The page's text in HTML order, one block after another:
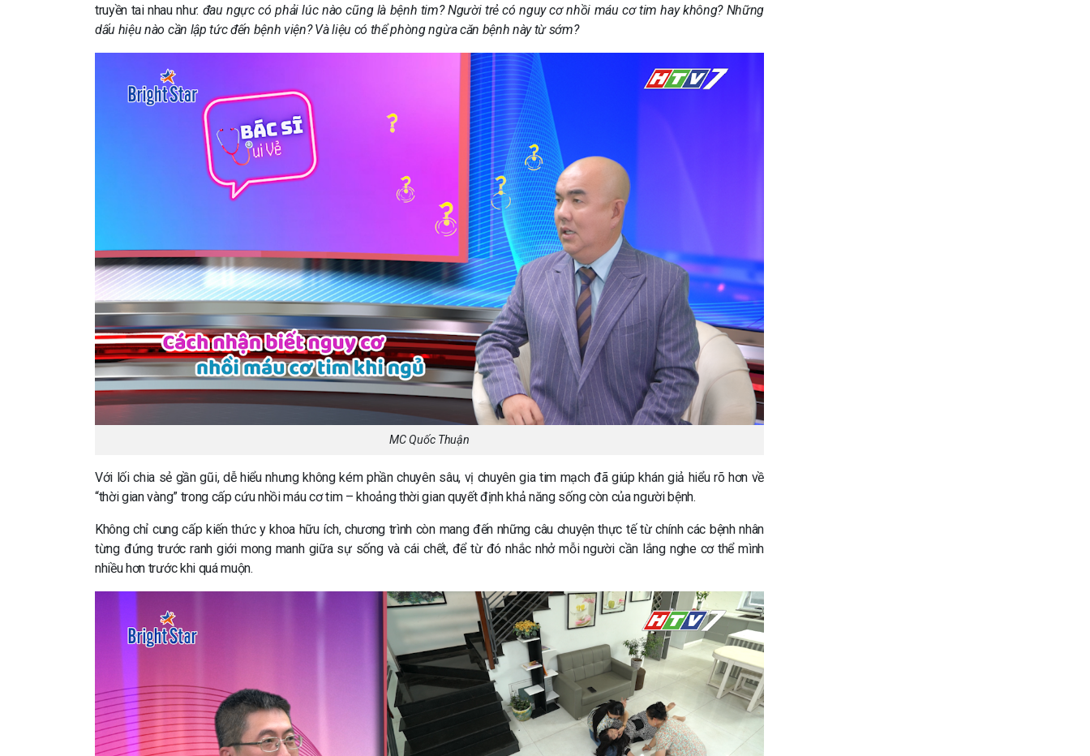
truyền tai nhau như: đau ngực có phải lúc nào cũng là bệnh tim? Người trẻ có nguy cơ nhồi máu cơ tim hay không? Những
dấu hiệu nào cần lập tức đến bệnh viện? Và liệu có thể phòng ngừa căn bệnh này từ sớm?
MC Quốc Thuận
Với lối chia sẻ gần gũi, dễ hiểu nhưng không kém phần chuyên sâu, vị chuyên gia tim mạch đã giúp khán giả hiểu rõ hơn về
“thời gian vàng” trong cấp cứu nhồi máu cơ tim – khoảng thời gian quyết định khả năng sống còn của người bệnh.
Không chỉ cung cấp kiến thức y khoa hữu ích, chương trình còn mang đến những câu chuyện thực tế từ chính các bệnh nhân
từng đứng trước ranh giới mong manh giữa sự sống và cái chết, để từ đó nhắc nhở mỗi người cần lắng nghe cơ thể mình
nhiều hơn trước khi quá muộn.